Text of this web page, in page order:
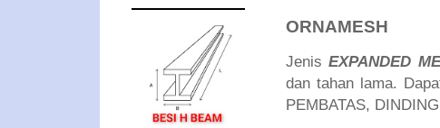
ORNAMESH
JenisEXPANDED
dan tahan lama.
PEMBATAS,